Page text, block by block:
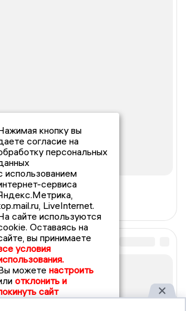
кнопку вы
согласие на
персональных
использованием
сервиса
LiveInternet.
сайте используются
Оставаясь на
вы принимаете
условия
можете настроить
отклонить и
сайт